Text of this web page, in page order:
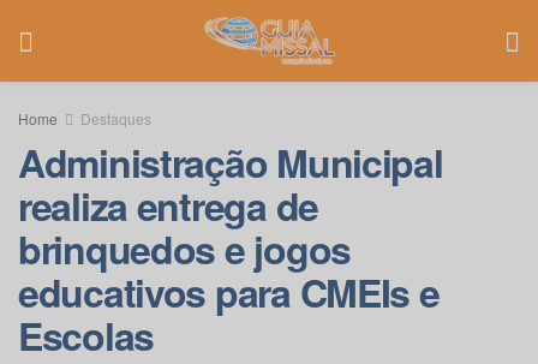
Home Destaques
Administração Municipal
realiza entrega de
brinquedos e jogos
educativos para CMEIs e
Escolas